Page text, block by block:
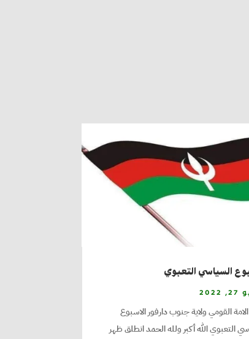
السياسي التعبوي
القومي ولاية جنوب دارفور الاسبوع
التعبوي الله أكبر ولله الحمد انطلق ظهر